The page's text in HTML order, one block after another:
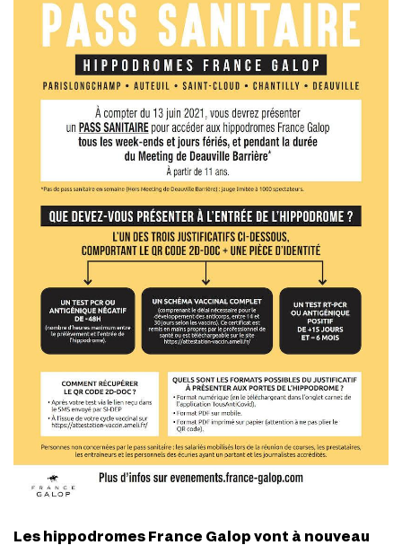
Les hippodromes France Galop vont à nouveau